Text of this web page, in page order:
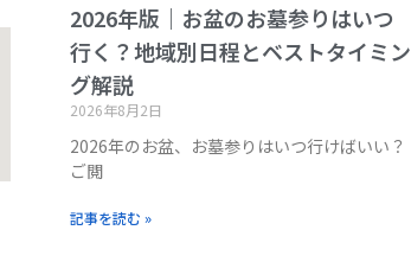
2026年版｜お盆のお墓参りはいつ
行く？地域別日程とベストタイミン
グ解説
2026年8月2日
2026年のお盆、お墓参りはいつ行けばいい？
ご閲
記事を読む »